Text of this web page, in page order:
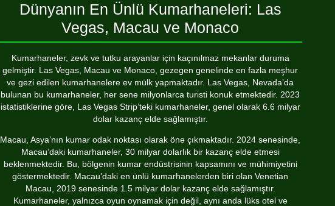
Dünyanın En Ünlü Kumarhaneleri: Las
Vegas, Macau ve Monaco
Kumarhaneler, zevk ve tutku arayanlar için kaçınılmaz mekanlar duruma
gelmiştir. Las Vegas, Macau ve Monaco, gezegen genelinde en fazla meşhur
ve gezi edilen kumarhanelere ev mülk yapmaktadır. Las Vegas, Nevada’da
bulunan bu kumarhaneler, her sene milyonlarca turisti konuk etmektedir. 2023
istatistiklerine göre, Las Vegas Strip’teki kumarhaneler, genel olarak 6.6 milyar
dolar kazanç elde sağlamıştır.
Macau, Asya’nın kumar odak noktası olarak öne çıkmaktadır. 2024 senesinde,
Macau’daki kumarhaneler, 30 milyar dolarlık bir kazanç elde etmesi
beklenmektedir. Bu, bölgenin kumar endüstrisinin kapsamını ve mühimiyetini
göstermektedir. Macau’daki en ünlü kumarhanelerden biri olan Venetian
Macau, 2019 senesinde 1.5 milyar dolar kazanç elde sağlamıştır.
Kumarhaneler, yalnızca oyun oynamak için değil, aynı anda lüks otel ve